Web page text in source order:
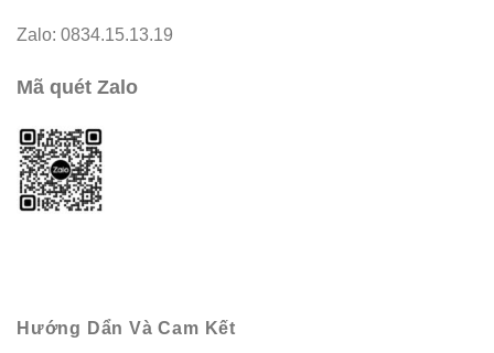
Zalo: 0834.15.13.19
Mã quét Zalo
Hướng Dẩn Và Cam Kết